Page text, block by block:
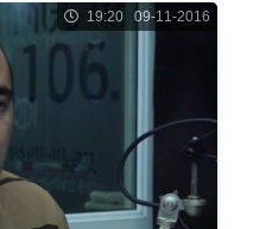
19:20 09-11-2016